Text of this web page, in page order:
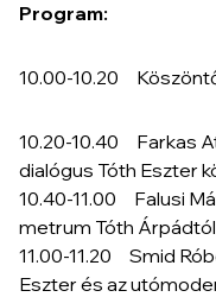
Program:
10.00-10.20
10.20-10.40 Farkas
dialógus Tóth Eszter
10.40-11.00 Falusi
metrum Tóth
11.00-11.20 Smid
Eszter és az